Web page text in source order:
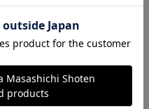
カートに入れる